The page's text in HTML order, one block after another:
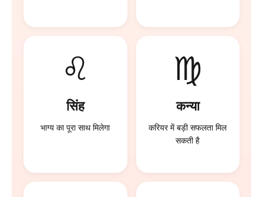
♌
सिंह
भाग्य का पूरा साथ मिलेगा
♍
कन्या
करियर में बड़ी सफलता मिल
सकती है